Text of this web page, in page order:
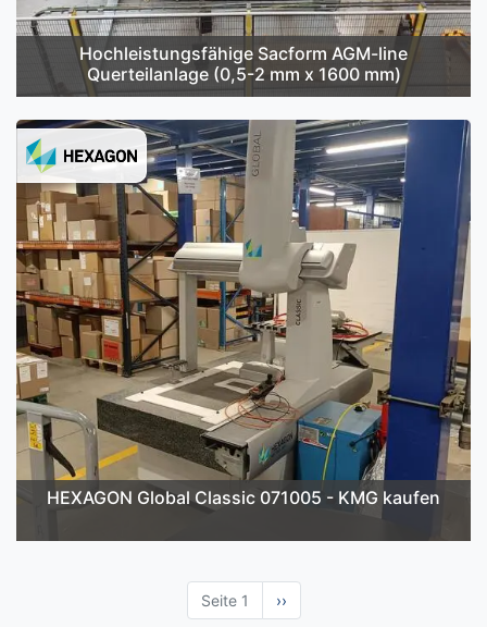
Hochleistungsfähige Sacform AGM-line
Querteilanlage (0,5-2 mm x 1600 mm)
HEXAGON Global Classic 071005 - KMG kaufen
Seite 1
Nächste
Seite
››